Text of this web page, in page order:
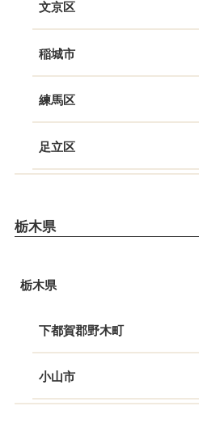
文京区
稲城市
練馬区
足立区
栃木県
栃木県
下都賀郡野木町
小山市